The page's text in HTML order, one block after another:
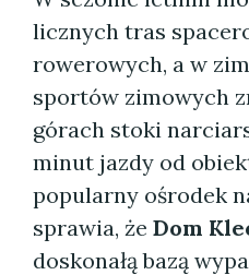
licznych tras
rowerowych, a w
sportów zimowych
górach stoki
minut jazdy od
popularny ośrodek
sprawia, że Dom
doskonałą bazą